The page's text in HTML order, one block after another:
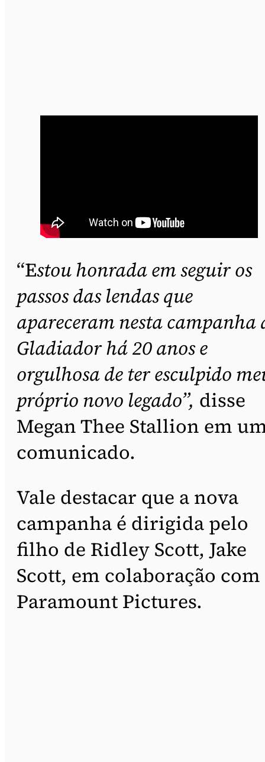
“Estou honrada em seguir os
passos das lendas que
apareceram nesta campanha
Gladiador há 20 anos e
orgulhosa de ter esculpido
próprio novo legado”, disse
Megan Thee Stallion em
comunicado.
Vale destacar que a nova
campanha é dirigida pelo
filho de Ridley Scott, Jake
Scott, em colaboração com
Paramount Pictures.